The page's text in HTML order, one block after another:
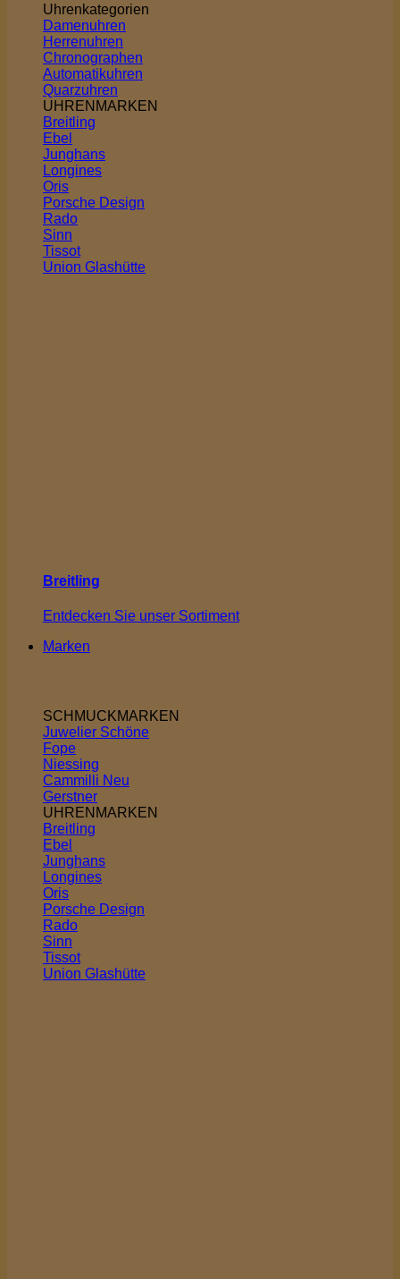
Uhrenkategorien
Damenuhren
Herrenuhren
Chronographen
Automatikuhren
Quarzuhren
UHRENMARKEN
Breitling
Ebel
Junghans
Longines
Oris
Porsche Design
Rado
Sinn
Tissot
Union Glashütte
Breitling
Entdecken Sie unser Sortiment
Marken
SCHMUCKMARKEN
Juwelier Schöne
Fope
Niessing
Cammilli
Gerstner
UHRENMARKEN
Breitling
Ebel
Junghans
Longines
Oris
Porsche Design
Rado
Sinn
Tissot
Union Glashütte